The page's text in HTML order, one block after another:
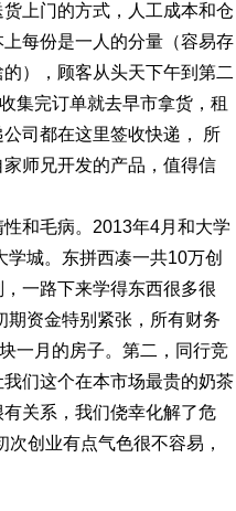
上门的方式，人工成本和仓
每份是一人的分量（容易存
），顾客从头天下午到第二
集完订单就去早市拿货，租
司都在这里签收快递， 所
师兄开发的产品，值得信
和毛病。 2013年4月和大学
城。 东拼西凑一共10万创
一路下来学得东西很多很
期资金特别紧张，所有财务
一月的房子。 第二，同行竞
们这个在本市场最贵的奶茶
关系，我们侥幸化解了危
创业有点气色很不容易，